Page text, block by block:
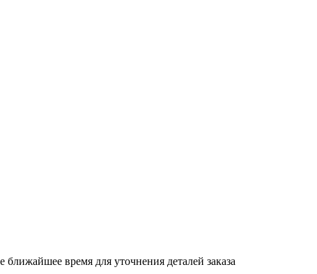
время для уточнения деталей заказа